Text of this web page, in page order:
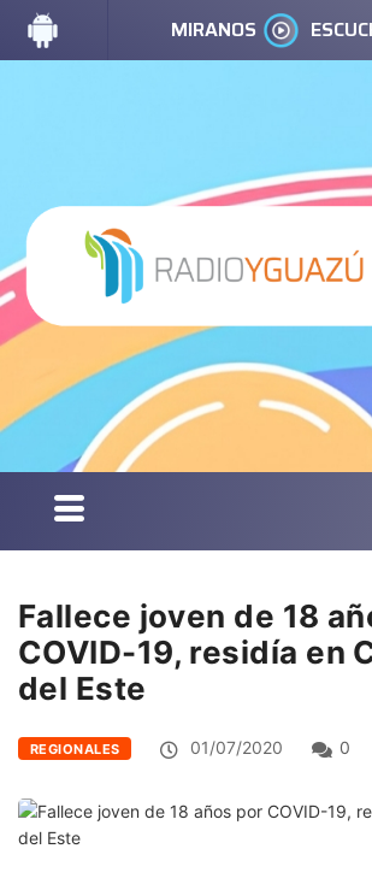
MIRANOS
Fallece joven de 18
COVID-19, residía en
del Este
REGIONALES 01/07/2020 0